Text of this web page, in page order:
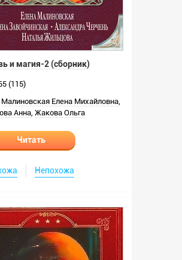
и магия-2 (сборник)
(115)
Малиновская Елена Михайловна,
Анна, Жакова Ольга
Читать
Непохожа